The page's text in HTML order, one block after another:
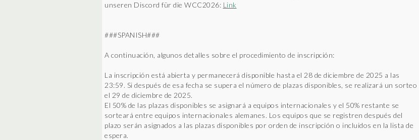
unseren Discord für die WCC2026: Link
###SPANISH###
A continuación, algunos detalles sobre el procedimiento de inscripción:
La inscripción está abierta y permanecerá disponible hasta el 28 de diciembre de 2025 a las
23:59. Si después de esa fecha se supera el número de plazas disponibles, se realizará un sorteo
el 29 de diciembre de 2025.
El 50% de las plazas disponibles se asignará a equipos internacionales y el 50% restante se
sorteará entre equipos internacionales alemanes. Los equipos que se registren después del
plazo serán asignados a las plazas disponibles por orden de inscripción o incluidos en la lista de
espera.